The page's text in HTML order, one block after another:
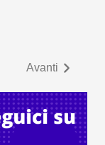
Avanti